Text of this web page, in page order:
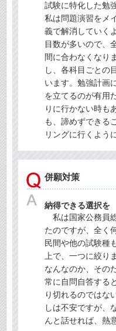
試験に特化した勉
私は問題演習をメ
義で解消していく
目数が多いので、
間に合わなくなり
し、各科目ごとの
います。勉強計画
を立てるのが有用
りに行かない時も
も、諦めずできる
リングに行くよう
併願対策
納得できる選択を
私は国家公務員
たのですが、全く
民間や他の試験種
上で、一つに絞り
なんなのか、その
常に自問自答する
り切れるのではな
しは不安ですが、
んと話せれば、熱